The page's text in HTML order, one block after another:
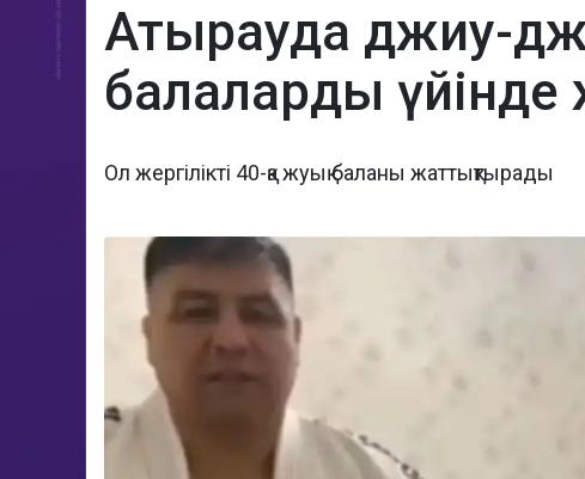
Атырауда джиу-
балаларды
Ол жергілікті 40-қа жуық баланы жаттықтырады